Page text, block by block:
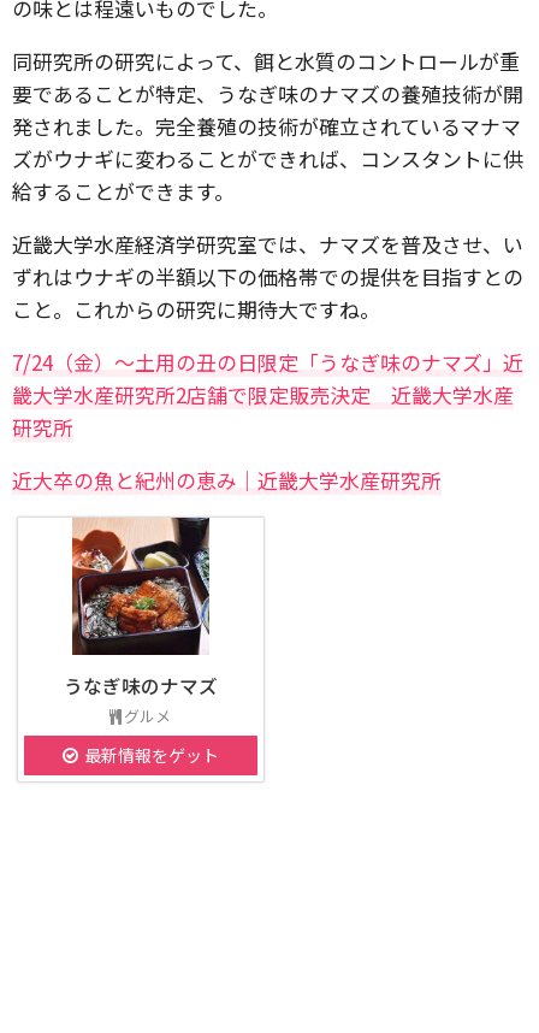
の味とは程遠いものでした。
同研究所の研究によって、餌と水質のコントロールが重
要であることが特定、うなぎ味のナマズの養殖技術が開
発されました。完全養殖の技術が確立されているマナマ
ズがウナギに変わることができれば、コンスタントに供
給することができます。
近畿大学水産経済学研究室では、ナマズを普及させ、い
ずれはウナギの半額以下の価格帯での提供を目指すとの
こと。これからの研究に期待大ですね。
7/24（金）～土用の丑の日限定「うなぎ味のナマズ」近
畿大学水産研究所2店舗で限定販売決定 近畿大学水産
研究所
近大卒の魚と紀州の恵み｜近畿大学水産研究所
うなぎ味のナマズ
グルメ
最新情報をゲット